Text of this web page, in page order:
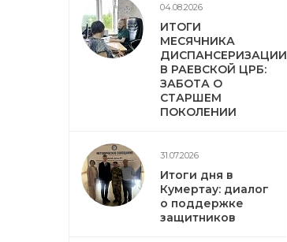
04.08.2026
ИТОГИ
МЕСЯЧНИКА
ДИСПАНСЕРИЗАЦИИ
В РАЕВСКОЙ ЦРБ:
ЗАБОТА О
СТАРШЕМ
ПОКОЛЕНИИ
31.07.2026
Итоги дня в
Кумертау: диалог
о поддержке
защитников